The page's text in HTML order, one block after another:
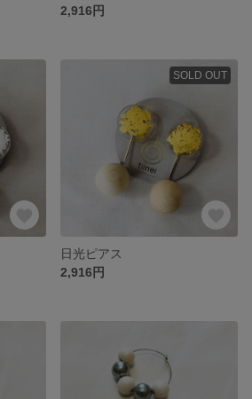
2,916円
SOLD OUT
日光ピアス
2,916円